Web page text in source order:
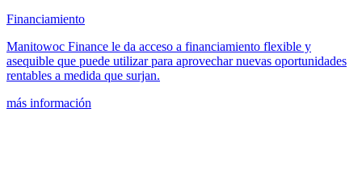
Financiamiento
Manitowoc Finance le da acceso a financiamiento flexible y
asequible que puede utilizar para aprovechar nuevas oportunidades
rentables a medida que surjan.
más información